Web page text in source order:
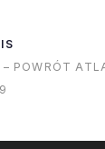
-
– POWRÓT